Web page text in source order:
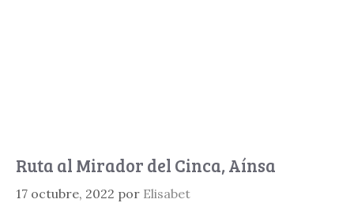
Ruta al Mirador del Cinca, Aínsa
17 octubre, 2022 por Elisabet